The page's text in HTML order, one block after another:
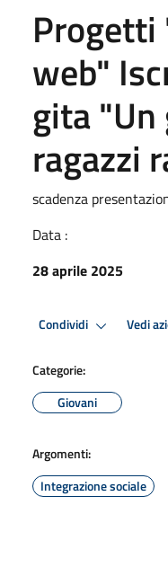
Progetti
web"
gita "Un
ragazzi
scadenza
Data :
28 aprile 2025
Condividi Vedi
Categorie:
Giovani
Argomenti:
Integrazione sociale